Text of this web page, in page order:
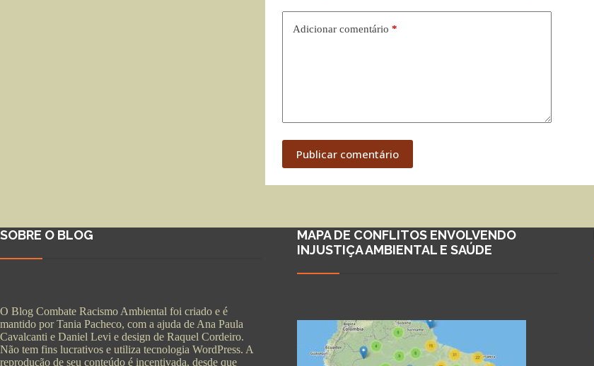
Adicionar comentário *
Publicar comentário
SOBRE O BLOG
O Blog Combate Racismo Ambiental foi criado e é
mantido por Tania Pacheco, com a ajuda de Ana Paula
Cavalcanti e Daniel Levi e design de Raquel Cordeiro.
Não tem fins lucrativos e utiliza tecnologia WordPress. A
reprodução de seu conteúdo é incentivada, desde que
MAPA DE CONFLITOS ENVOLVENDO
INJUSTIÇA AMBIENTAL E SAÚDE